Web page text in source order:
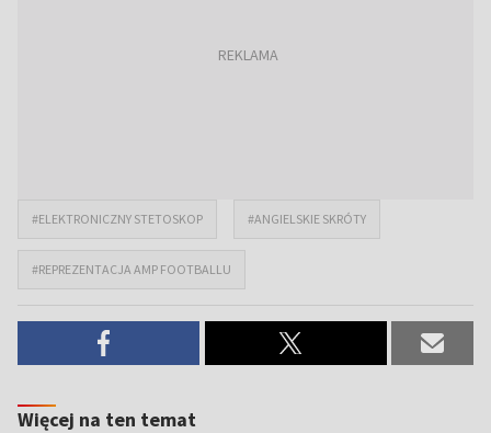
#ELEKTRONICZNY STETOSKOP #ANGIELSKIE SKRÓTY
#REPREZENTACJA AMP FOOTBALLU
Więcej na ten temat